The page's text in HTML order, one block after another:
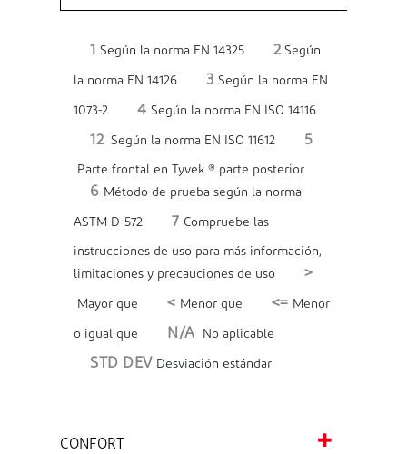
1 Según la norma EN 14325 2Según
la norma EN 14126 3 Según la norma EN
1073-2 4 Según la norma EN ISO 14116
12Según la norma EN ISO 11612 5
Parte frontal en Tyvek ® parte posterior
6 Método de prueba según la norma
ASTM D-572 7 Compruebe las
instrucciones de uso para más información,
limitaciones y precauciones de uso
>
Mayor que < Menor que <= Menor
o igual que N/A No aplicable
STD DEV Desviación estándar
CONFORT